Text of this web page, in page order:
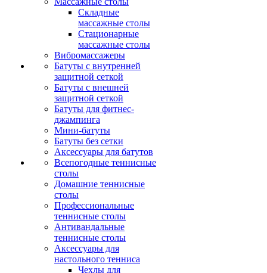
Складные
массажные столы
Стационарные
массажные столы
Вибромассажеры
Батуты с внутренней
защитной сеткой
Батуты с внешней
защитной сеткой
Батуты для фитнес-
джампинга
Мини-батуты
Батуты без сетки
Аксессуары для батутов
Всепогодные теннисные
столы
Домашние теннисные
столы
Профессиональные
теннисные столы
Антивандальные
теннисные столы
Аксессуары для
настольного тенниса
Чехлы для